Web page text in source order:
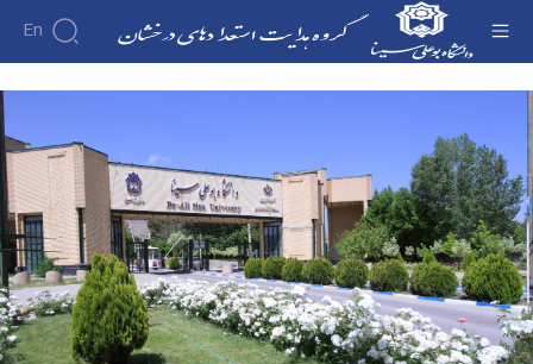
En
درباره
اهداف
و
وظایف
مدیریت
کارکنان
معرفی
دفتر
نشانی
آیین‌نامه‌ها
پذیرش
بدون
آزمون
بنیاد
ملی
نخبگان
تماس
با ما
صفحه اصلی - استعدادهای درخشان